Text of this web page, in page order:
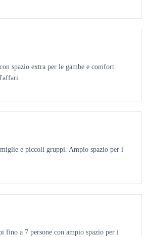
spazio extra per le gambe e comfort.
e piccoli gruppi. Ampio spazio per i
fino a 7 persone con ampio spazio per i